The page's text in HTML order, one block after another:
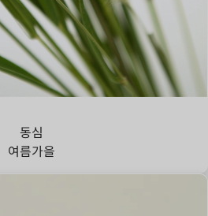
동심
여름가을